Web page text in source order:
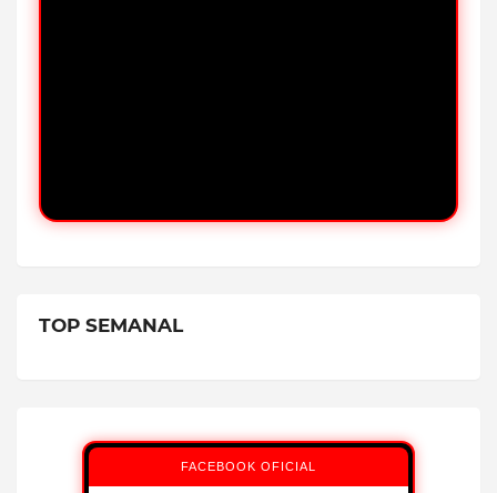
TOP SEMANAL
FACEBOOK OFICIAL